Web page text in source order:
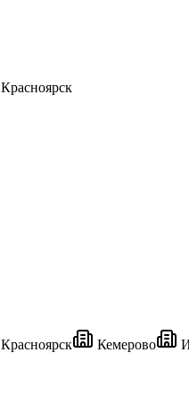
Красноярск
Красноярск Кемерово